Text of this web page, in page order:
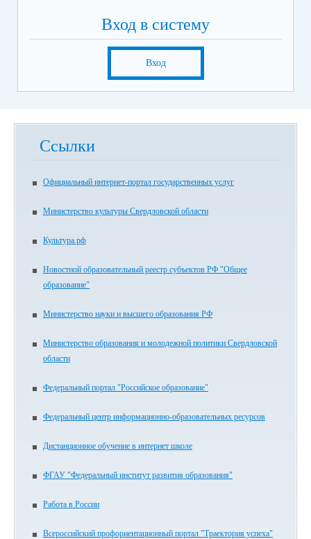
9. В случае появления окна «Политика безопасности»,
отметить пункт галочкой и выбрать «Оставить отзыв»
10. Заполнить форму
Вход в систему
Вход
Ссылки
Официальный интернет-портал государственных услуг
Министерство культуры Свердловской области
Культура.рф
Новостной образовательный реестр субъектов РФ "Общее
образование"
Министерство науки и высшего образования РФ
Министерство образования и молодежной политики Свердловской
области
Федеральный портал "Российское образование"
Федеральный центр информационно-образовательных ресурсов
Дистанционное обучение в интернет школе
ФГАУ "Федеральный институт развития образования"
Работа в России
Всероссийский профориентационный портал "Траектория успеха"